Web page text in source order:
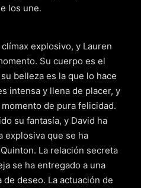
los une.
explosivo, y Lauren
Su cuerpo es el
belleza es la que lo hace
intensa y llena de placer, y
de pura felicidad.
su fantasía, y David ha
explosiva que se ha
La relación secreta
se ha entregado a una
deseo. La actuación de